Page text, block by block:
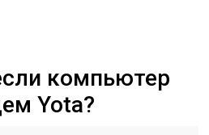
компьютер
Yota?